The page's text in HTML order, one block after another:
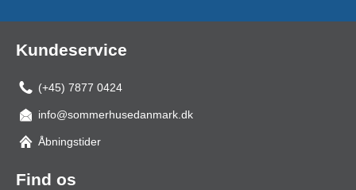
Kundeservice
(+45) 7877 0424
info@sommerhusedanmark.dk
Åbningstider
Find os